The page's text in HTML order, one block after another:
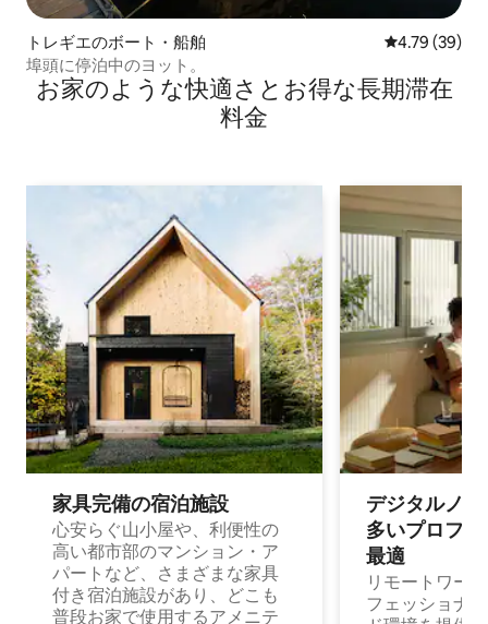
トレギエのボート・船舶 レビュー39
4.79 (39)
埠頭に停泊中のヨット。
お家のような快⁠適⁠さ⁠とお⁠得⁠な長⁠期⁠滞⁠在
料⁠金
家具完備の宿⁠泊⁠施⁠設
心安らぐ山小屋や、利便性の
高い都市部のマンション・ア
パートなど、さまざまな家具
付き宿泊施設があり、どこも
普段お家で使用するアメニテ
デジタルノ
多⁠いプ⁠ロ⁠フ⁠
最⁠適
リモートワー
フェッショナ